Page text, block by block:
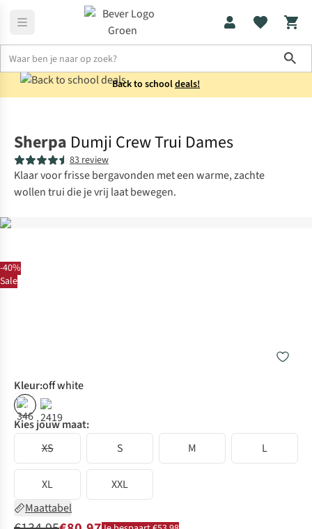
Back to schooldeals!
-40%
Sale
Sherpa Dumji Crew Trui Dames
83 review
Klaar voor frisse bergavonden met een warme, zachte
wollen trui die je vrij laat bewegen.
Kleur:off white
% %
Kies jouw maat:
XS
S M L
XL
XXL
Maattabel